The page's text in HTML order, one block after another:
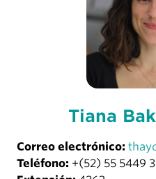
Tiana
Correo electrónico:
Teléfono: +(52) 55 5449